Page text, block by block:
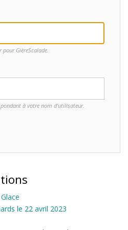
GièreScalade.
à votre nom d'utilisateur.
le 22 avril 2023